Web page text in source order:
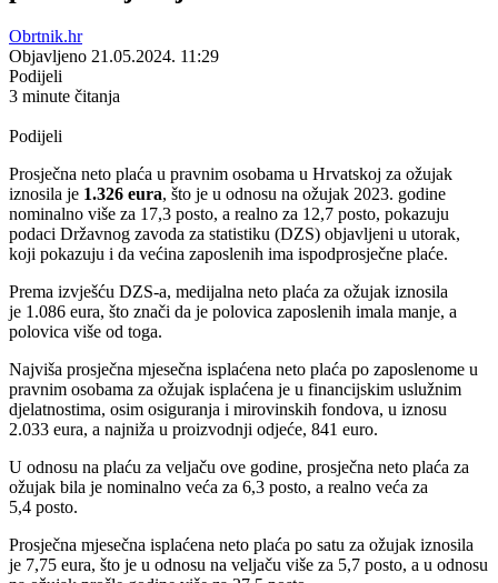
Obrtnik.hr
Objavljeno 21.05.2024. 11:29
Podijeli
3 minute čitanja
Podijeli
Prosječna neto plaća u pravnim osobama u Hrvatskoj za ožujak
iznosila je 1.326 eura, što je u odnosu na ožujak 2023. godine
nominalno više za 17,3 posto, a realno za 12,7 posto, pokazuju
podaci Državnog zavoda za statistiku (DZS) objavljeni u utorak,
koji pokazuju i da većina zaposlenih ima ispodprosječne plaće.
Prema izvješću DZS-a, medijalna neto plaća za ožujak iznosila
je 1.086 eura, što znači da je polovica zaposlenih imala manje, a
polovica više od toga.
Najviša prosječna mjesečna isplaćena neto plaća po zaposlenome u
pravnim osobama za ožujak isplaćena je u financijskim uslužnim
djelatnostima, osim osiguranja i mirovinskih fondova, u iznosu
2.033 eura, a najniža u proizvodnji odjeće, 841 euro.
U odnosu na plaću za veljaču ove godine, prosječna neto plaća za
ožujak bila je nominalno veća za 6,3 posto, a realno veća za
5,4 posto.
Prosječna mjesečna isplaćena neto plaća po satu za ožujak iznosila
je 7,75 eura, što je u odnosu na veljaču više za 5,7 posto, a u odnosu